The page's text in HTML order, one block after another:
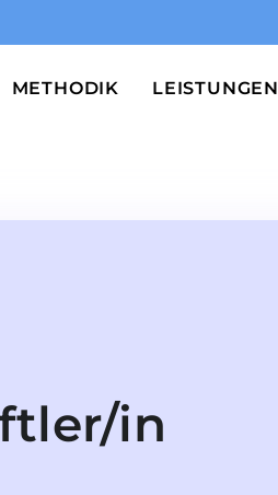
METHODIK LEISTUNGEN
in